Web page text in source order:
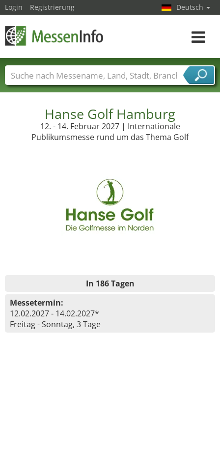
Hanse Golf Hamburg
12. - 14. Februar 2027 | Internationale
Publikumsmesse rund um das Thema Golf
In 186 Tagen
Messetermin:
12.02.2027 - 14.02.2027*
Freitag - Sonntag, 3 Tage
Login Registrierung Deutsch
Toggle
Messenamen Länder Städte
Branchen